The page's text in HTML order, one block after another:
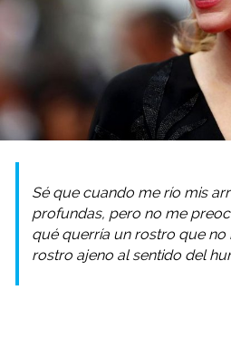
Sé que cuando me río mis
profundas, pero no me
qué querría un rostro que no
rostro ajeno al sentido del